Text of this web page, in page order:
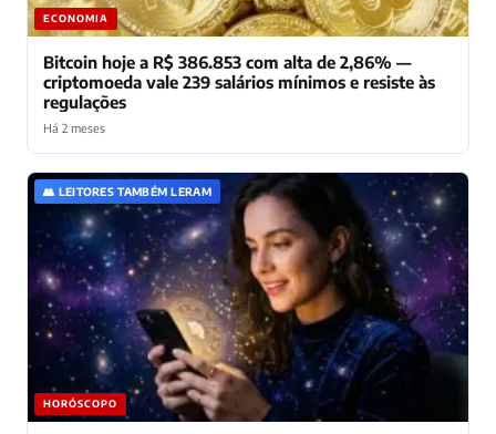
ECONOMIA
Bitcoin hoje a R$ 386.853 com alta de 2,86% —
criptomoeda vale 239 salários mínimos e resiste às
regulações
Há 2 meses
👥 LEITORES TAMBÉM LERAM
HORÓSCOPO